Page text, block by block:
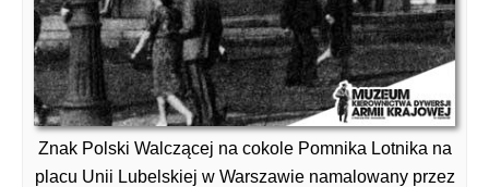
Znak Polski Walczącej na cokole Pomnika Lotnika na
placu Unii Lubelskiej w Warszawie namalowany przez